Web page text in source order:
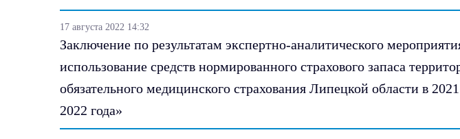
17 августа 2022 14:32
Заключение по результатам экспертно-аналитического
использование средств нормированного страхового запаса
обязательного медицинского страхования Липецкой области в
2022 года»